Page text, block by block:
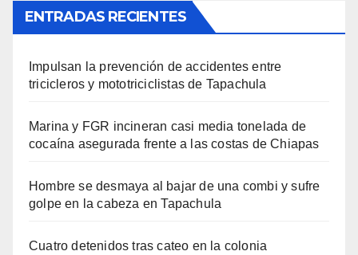
ENTRADAS RECIENTES
Impulsan la prevención de accidentes entre
tricicleros y mototriciclistas de Tapachula
Marina y FGR incineran casi media tonelada de
cocaína asegurada frente a las costas de Chiapas
Hombre se desmaya al bajar de una combi y sufre
golpe en la cabeza en Tapachula
Cuatro detenidos tras cateo en la colonia